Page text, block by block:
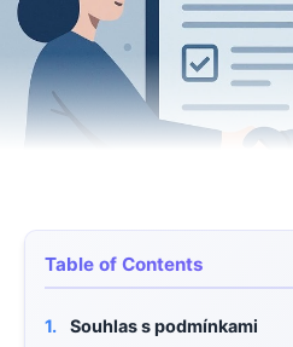
Table of Contents
1.
Souhlas s podmínkami